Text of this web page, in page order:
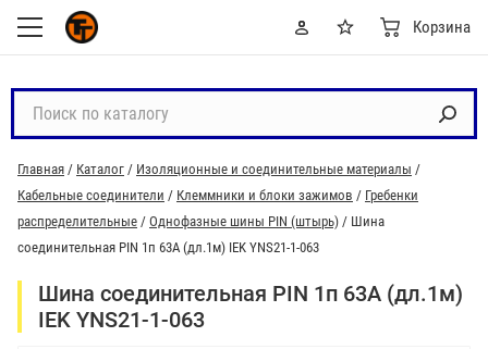
Корзина
с
к
п
о
к
т
Главная / Каталог / Изоляционные и соединительные материалы /
Кабельные соединители / Клеммники и блоки зажимов / Гребенки
распределительные / Однофазные шины PIN (штырь) / Шина
соединительная PIN 1п 63А (дл.1м) IEK YNS21-1-063
Шина соединительная PIN 1п 63А (дл.1м)
IEK YNS21-1-063